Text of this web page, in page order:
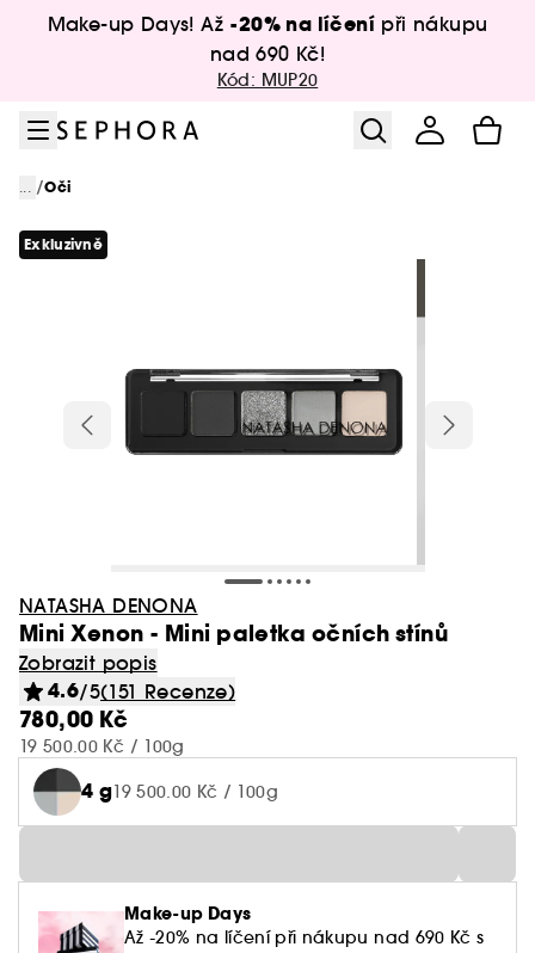
Přejít na hlavní obsah
Make-up Days! Až -20% na líčení při nákupu
nad 690 Kč!
Kód: MUP20
... /Oči
Exkluzivně
NATASHA DENONA
Mini Xenon - Mini paletka očních stínů
Zobrazit popis
4.6/5(151 Recenze)
780,00 Kč
19 500.00 Kč / 100g
4 g19 500.00 Kč / 100g
Make-up Days
Až -20% na líčení při nákupu nad 690 Kč s